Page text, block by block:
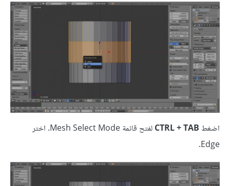
اضغطCTRL + TAB
لفتح قائمة Mesh Select Mode. اختر
Edge.